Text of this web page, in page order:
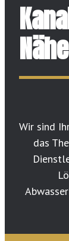
Wir sind
das